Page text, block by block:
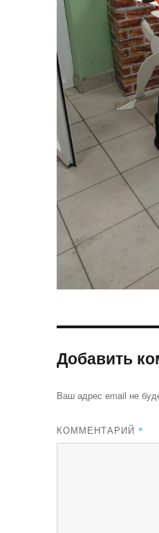
Добавить
Ваш адрес email не
КОММЕНТАРИЙ *